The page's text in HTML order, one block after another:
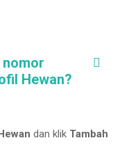
nomor
Hewan?
dan klik Tambah